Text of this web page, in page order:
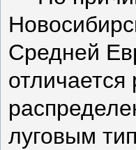
Средней
луговым